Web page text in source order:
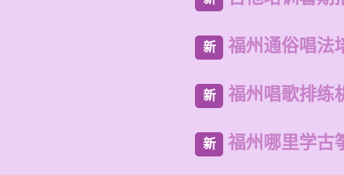
新 福州通俗唱法
新 福州唱歌排练
新 福州哪里学古